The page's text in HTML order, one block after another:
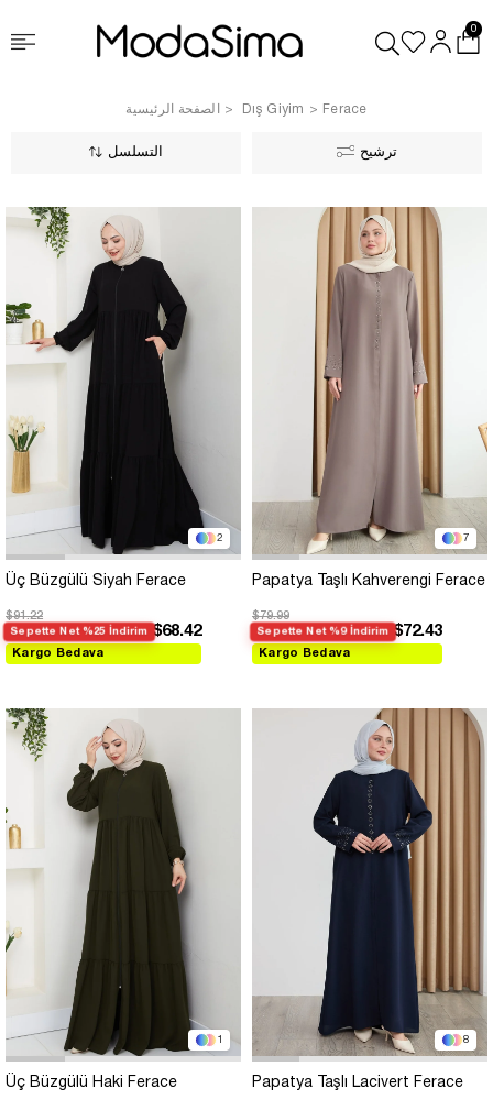
0
الصفحة الرئيسية Dış Giyim Ferace
ترشيح التسلسل
2
Üç Büzgülü Siyah Ferace
$91.22
Sepette Net %25 İndirim $68.42
Kargo Bedava
7
Papatya Taşlı Kahverengi Ferace
$79.99
Sepette Net %9 İndirim $72.43
Kargo Bedava
1
Üç Büzgülü Haki Ferace
8
Papatya Taşlı Lacivert Ferace